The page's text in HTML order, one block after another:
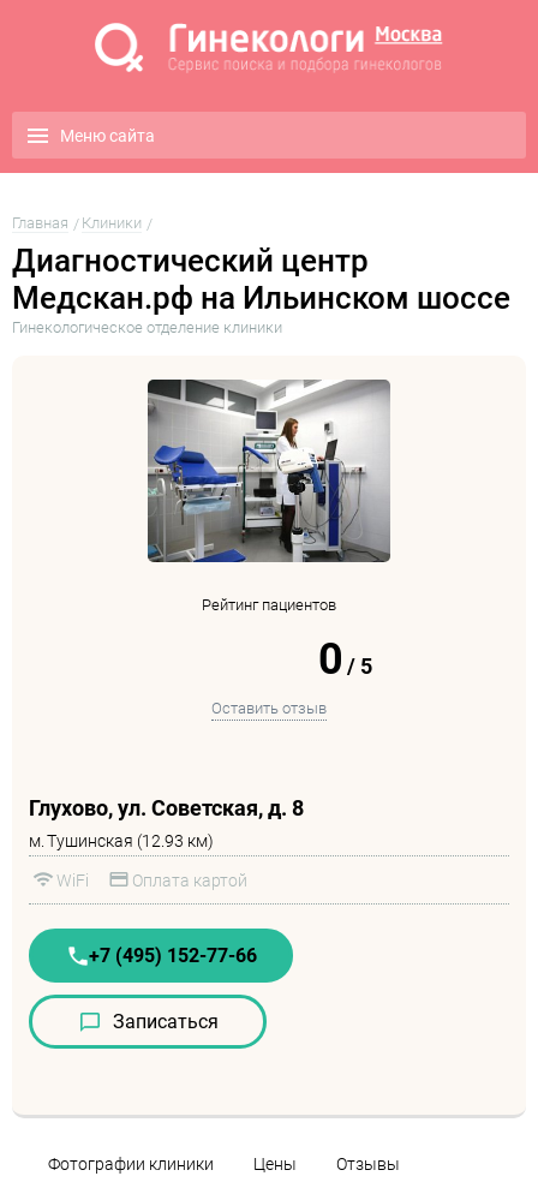
Меню сайта
Главная Клиники
Диагностический центр
Медскан.рф на Ильинском шоссе
Гинекологическое отделение клиники
Рейтинг пациентов
0 / 5
Оставить отзыв
Глухово, ул. Советская, д. 8
м. Тушинская (12.93 км)
WiFi Оплата картой
+7 (495) 152-77-66
Записаться
Фотографии клиники Цены
Отзывы